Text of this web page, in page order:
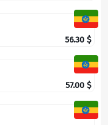
56.30 $
57.00 $